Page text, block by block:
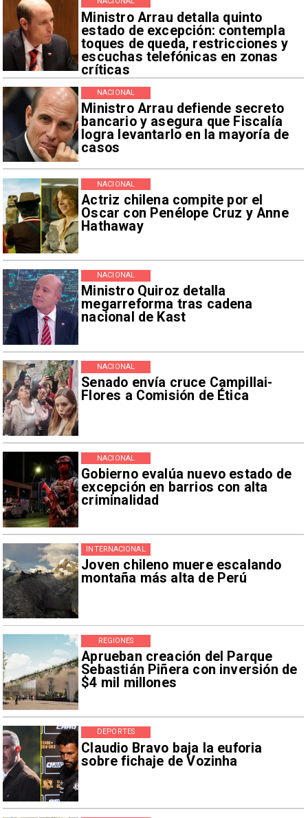
Ministro Arrau detalla quinto
estado de excepción: contempla
toques de queda, restricciones y
escuchas telefónicas en zonas
críticas
Ministro Arrau defiende secreto
bancario y asegura que Fiscalía
logra levantarlo en la mayoría de
casos
NACIONAL
Actriz chilena compite por el
Oscar con Penélope Cruz y Anne
Hathaway
NACIONAL
Ministro Quiroz detalla
megarreforma tras cadena
nacional de Kast
NACIONAL
Senado envía cruce Campillai-
Flores a Comisión de Ética
NACIONAL
Gobierno evalúa nuevo estado de
excepción en barrios con alta
criminalidad
NACIONAL
Joven chileno muere escalando
montaña más alta de Perú
INTERNACIONAL
Aprueban creación del Parque
Sebastián Piñera con inversión de
$4 mil millones
REGIONES
Claudio Bravo baja la euforia
sobre fichaje de Vozinha
DEPORTES